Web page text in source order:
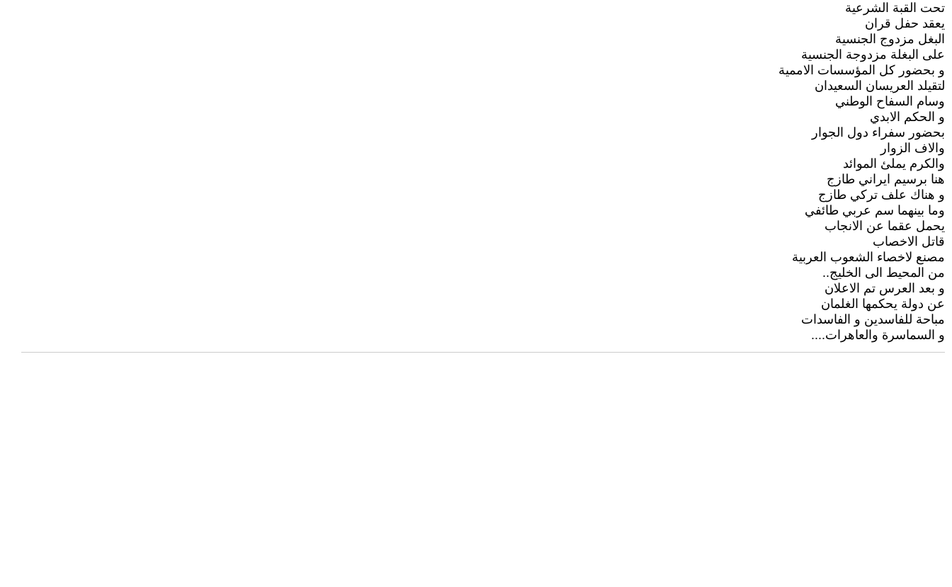
تحت القبة الشرعية
يعقد حفل قران
البغل مزدوج الجنسية
على البغلة مزدوجة الجنسية
و بحضور كل المؤسسات الاممية
لتقيلد العريسان السعيدان
وسام السفاح الوطني
و الحكم الابدي
بحضور سفراء دول الجوار
والاف الزوار
والكرم يملئ الموائد
هنا برسيم ايراني طازج
و هناك علف تركي طازج
وما بينهما سم عربي طائفي
يحمل عقما عن الانجاب
قاتل الاخصاب
مصنع لاخصاء الشعوب العربية
من المحيط الى الخليج..
و بعد العرس تم الاعلان
عن دولة يحكمها الغلمان
مباحة للفاسدين و الفاسدات
و السماسرة والعاهرات....